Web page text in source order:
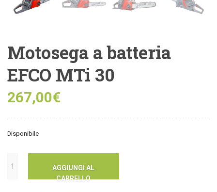
Motosega a batteria
EFCO MTi 30
267,00€
Disponibile
AGGIUNGI AL
CARRELLO